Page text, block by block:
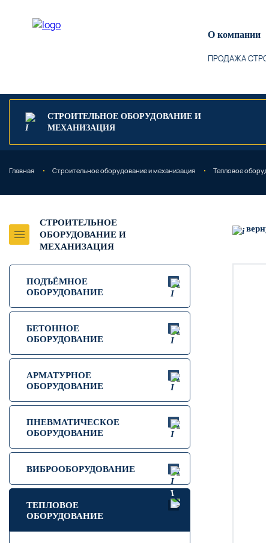
О компании
ПРОДАЖА
СТРОИТЕЛЬНОЕ ОБОРУДОВАНИЕ И
МЕХАНИЗАЦИЯ
Главная Строительное оборудование и механизация Тепловое
СТРОИТЕЛЬНОЕ
ОБОРУДОВАНИЕ И
МЕХАНИЗАЦИЯ
ПОДЪЁМНОЕ
ОБОРУДОВАНИЕ
БЕТОННОЕ
ОБОРУДОВАНИЕ
АРМАТУРНОЕ
ОБОРУДОВАНИЕ
ПНЕВМАТИЧЕСКОЕ
ОБОРУДОВАНИЕ
ВИБРООБОРУДОВАНИЕ
ТЕПЛОВОЕ
ОБОРУДОВАНИЕ